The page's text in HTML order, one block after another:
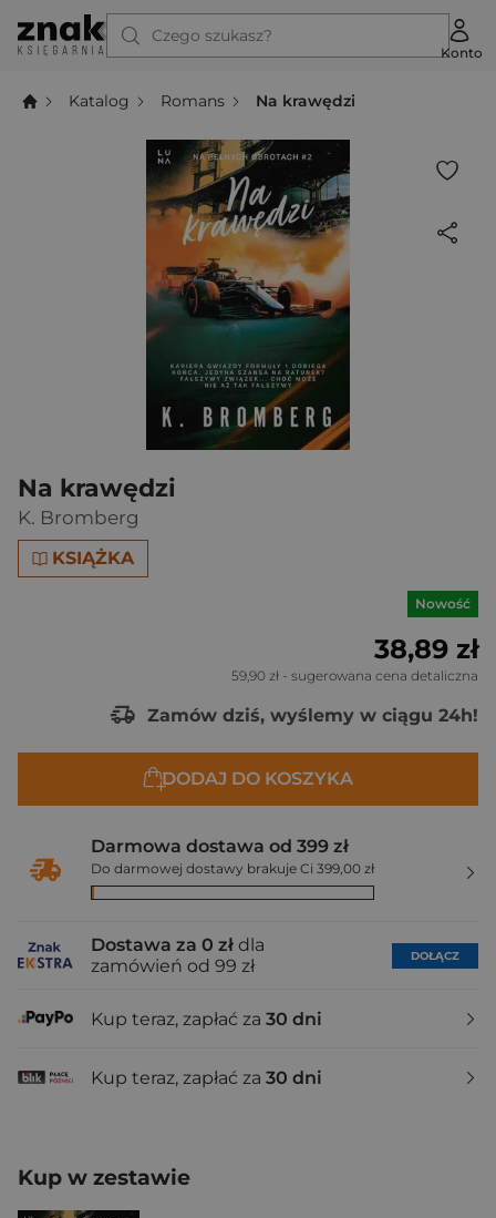
Czego szukasz?
Konto
Katalog Romans Na krawędzi
Na krawędzi
K. Bromberg
KSIĄŻKA
Nowość
38,89 zł
59,90 zł - sugerowana cena detaliczna
Zamów dziś, wyślemy w ciągu 24h!
DODAJ DO KOSZYKA
Darmowa dostawa od 399 zł
Do darmowej dostawy brakuje Ci 399,00 zł
Dostawa za 0 zł dla
zamówień od 99 zł
DOŁĄCZ
Kup teraz, zapłać za 30 dni
Kup teraz, zapłać za 30 dni
Kup w zestawie